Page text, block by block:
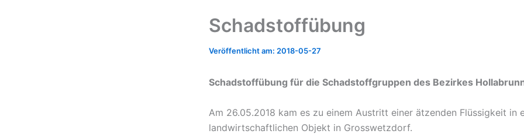
Schadstoffübung
2018-05-27
Schadstoffübung für die Schadstoffgruppen des Bezirkes Hollabrunn
Am 26.05.2018 kam es zu einem Austritt einer ätzenden Flüssigkeit in
landwirtschaftlichen Objekt in Grosswetzdorf.